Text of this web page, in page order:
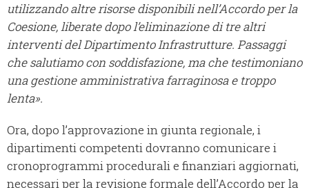
utilizzando altre risorse disponibili nell’Accordo per la
Coesione, liberate dopo l’eliminazione di tre altri
interventi del Dipartimento Infrastrutture. Passaggi
che salutiamo con soddisfazione, ma che testimoniano
una gestione amministrativa farraginosa e troppo
lenta».
Ora, dopo l’approvazione in giunta regionale, i
dipartimenti competenti dovranno comunicare i
cronoprogrammi procedurali e finanziari aggiornati,
necessari per la revisione formale dell’Accordo per la